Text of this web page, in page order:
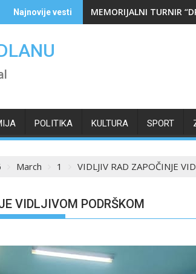
Najnovije vesti MEMORIJALNI TURNIR
POLITIKA KULTURA SPORT
March 1 VIDLJIV RAD ZAPOČINJE
VIDLJIVOM PODRŠKOM